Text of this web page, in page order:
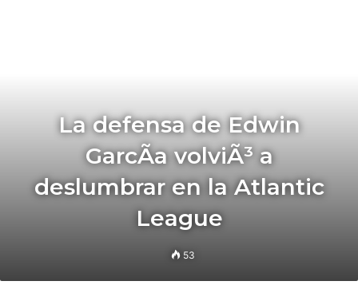
La defensa de Edwin
GarcÃ­a volviÃ³ a
deslumbrar en la Atlantic
League
53